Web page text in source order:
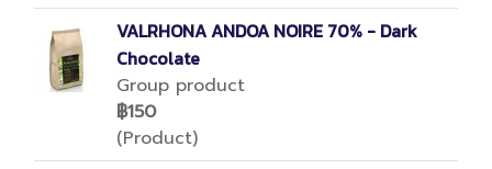
VALRHONA ANDOA NOIRE 70% - Dark
Chocolate
Group product
฿150
(Product)